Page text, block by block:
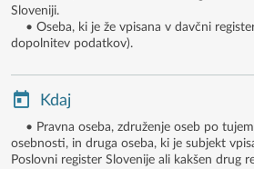
Sloveniji.
• Oseba, ki je že vpisana v davčni
dopolnitev podatkov).
Kdaj
• Pravna oseba, združenje oseb po
osebnosti, in druga oseba, ki je subjekt
Poslovni register Slovenije ali kakšen drug